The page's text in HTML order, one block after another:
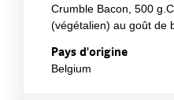
Crumble Bacon, 500
(végétalien) au goût de
Pays d'origine
Belgium